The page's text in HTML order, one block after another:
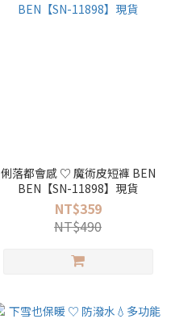
俐落都會感 ♡ 魔術皮短褲 BEN
BEN【SN-11898】現貨
NT$359
NT$490